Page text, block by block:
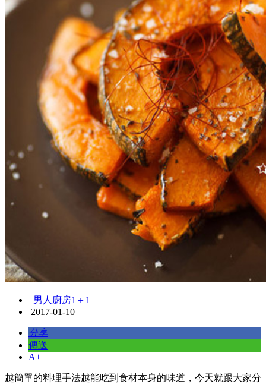
男人廚房1＋1
2017-01-10
分享
傳送
A+
越簡單的料理手法越能吃到食材本身的味道，今天就跟大家分